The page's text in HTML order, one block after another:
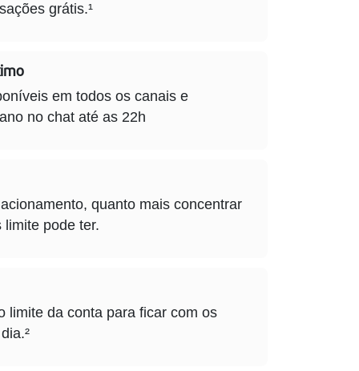
grátis.¹
em todos os canais e
no chat até as 22h
quanto mais concentrar
pode ter.
limite da conta para ficar com os